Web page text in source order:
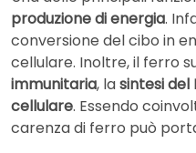
produzione di energia.
conversione del cibo in
cellulare. Inoltre, il ferro
immunitaria, lasintesi del
cellulare. Essendo
carenza di ferro può